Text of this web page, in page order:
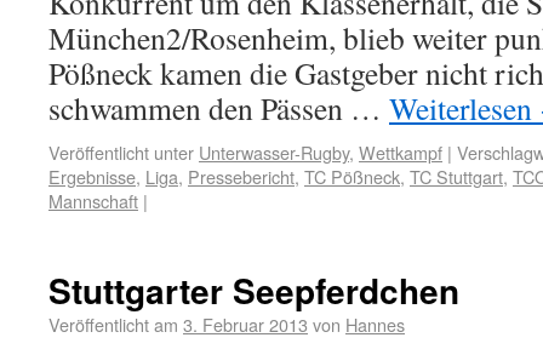
München2/Rosenheim, blieb weiter
Pößneck kamen die Gastgeber nicht
schwammen den Pässen … Weiterlesen
Veröffentlicht unter Unterwasser-Rugby, Wettkampf |
Ergebnisse, Liga, Pressebericht, TC Pößneck, TC Stuttgart,
Mannschaft |
Stuttgarter Seepferdchen
Veröffentlicht am 3. Februar 2013 von Hannes